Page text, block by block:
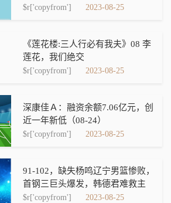
$r['copyfrom'] 2023-08-25
《莲花楼:三人行必有我夫》08 李
莲花，我们绝交
$r['copyfrom'] 2023-08-25
深康佳Ａ：融资余额7.06亿元，创
近一年新低（08-24）
$r['copyfrom'] 2023-08-25
91-102，缺失杨鸣辽宁男篮惨败，
首钢三巨头爆发，韩德君难救主
$r['copyfrom'] 2023-08-25